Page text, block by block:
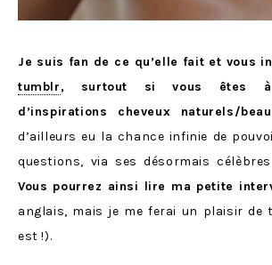
Je suis fan de ce qu’elle fait et vous
tumblr, surtout si vous êtes à
d’inspirations cheveux naturels/
d’ailleurs eu la chance infinie de
questions, via ses désormais
Vous pourrez ainsi lire ma petite
anglais, mais je me ferai un plaisir de
est !).